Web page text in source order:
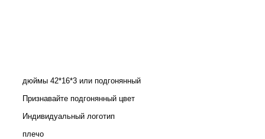
дюймы 42*16*3 или подгонянный
Признавайте подгонянный цвет
Индивидуальный логотип
плечо